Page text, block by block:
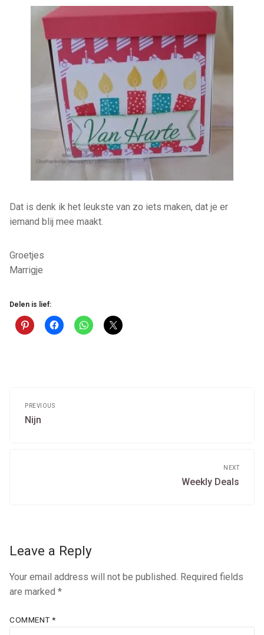
Dat is denk ik het leukste van zo iets maken, dat je er
iemand blij mee maakt.
Groetjes
Marrigje
Delen is lief:
navigation
PREVIOUS
Previous
Nijn
NEXT
Weekly Deals
Leave a Reply
Your email address will not be published. Required fields
are marked *
COMMENT*